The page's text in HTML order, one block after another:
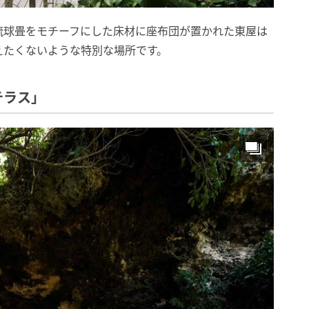
畳をモチーフにした床材に座布団が置かれた東屋は
くないような特別な場所です。
ス」